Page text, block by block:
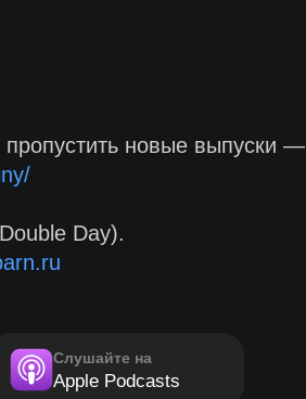
новые выпуски —
Day).
Слушайте на
Apple Podcasts